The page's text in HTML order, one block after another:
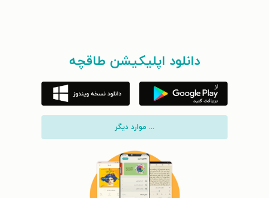
دانلود اپلیکیشن طاقچه
... موارد دیگر